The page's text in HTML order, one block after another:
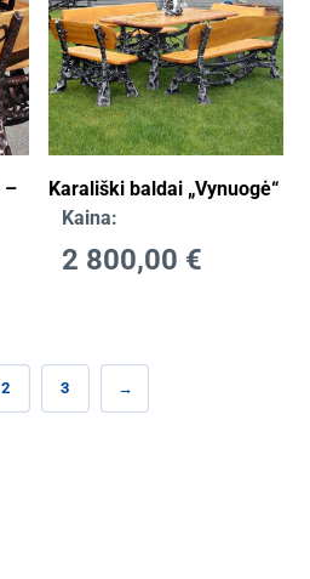
–
Karališki baldai „Vynuogė“
Kaina:
2 800,00 €
2 3 →